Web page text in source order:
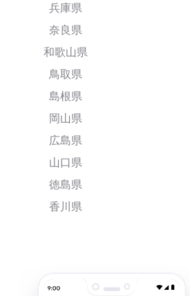
兵庫県
奈良県
和歌山県
鳥取県
島根県
岡山県
広島県
山口県
徳島県
香川県